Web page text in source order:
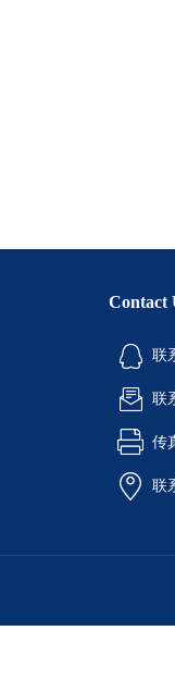
Contact
联
联
传
联